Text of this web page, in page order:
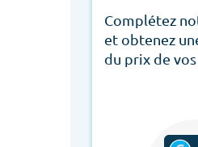
Complétez
et obtenez
du prix de vos